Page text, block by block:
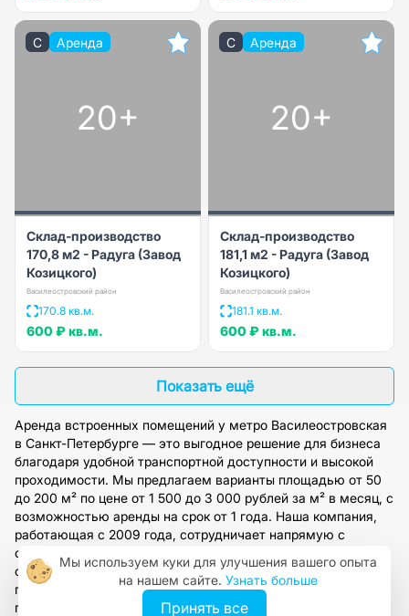
C Аренда
20+
Склад-производство
170,8 м2 - Радуга (Завод
Козицкого)
Василеостровский район
170.8 кв.м.
600 ₽ кв.м.
C Аренда
20+
Склад-производство
181,1 м2 - Радуга (Завод
Козицкого)
Василеостровский район
181.1 кв.м.
600 ₽ кв.м.
Показать ещё
Аренда встроенных помещений у метро Василеостровская
в Санкт-Петербурге — это выгодное решение для бизнеса
благодаря удобной транспортной доступности и высокой
проходимости. Мы предлагаем варианты площадью от 50
до 200 м² по цене от 1 500 до 3 000 рублей за м² в месяц, с
возможностью аренды на срок от 1 года. Наша компания,
работающая с 2009 года, сотрудничает напрямую с
собственниками и предоставляет полное юридическое
сопровождение сделок. Оставьте заявку на сайте, чтобы
получить персональную консультацию и подбор
проверенных объектов под ваши задачи.
Мы используем куки для улучшения вашего опыта
на нашем сайте. Узнать больше
Принять все